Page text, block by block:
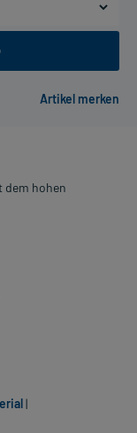
dem hohen
|